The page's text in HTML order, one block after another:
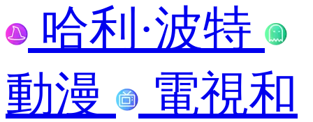
哈利·波特
動漫
電視和